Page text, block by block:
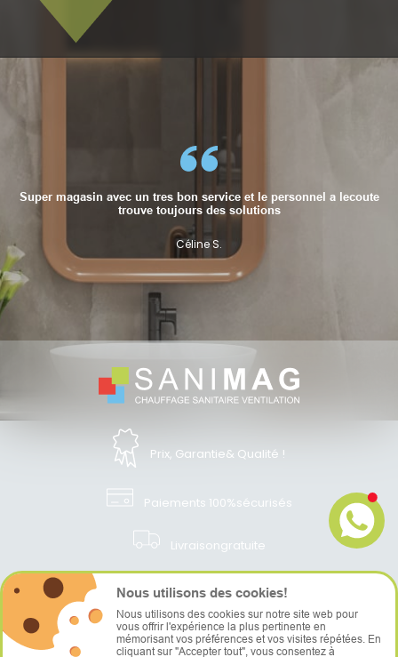
Nous utilisons des cookies!
Nous utilisons des cookies sur notre site web pour
vous offrir l'expérience la plus pertinente en
mémorisant vos préférences et vos visites répétées. En
cliquant sur "Accepter tout", vous consentez à
Super magasin avec un tres bon service et le personnel a lecoute
trouve toujours des solutions
Céline S.
Super magasin avec un tres bon service et le personnel a lecoute
trouve toujours des solutions
Céline S.
Céline S.
Prix, Garantie& Qualité !
Paiements 100%sécurisés
Livraisongratuite
Serviceaprès-vente
Suivez-nous!